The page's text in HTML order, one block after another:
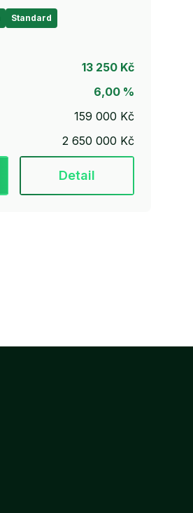
Standard
13 250 Kč
6,00 %
159 000 Kč
2 650 000 Kč
Detail